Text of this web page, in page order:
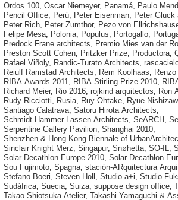
Ordos 100, Oscar Niemeyer, Panamá, Paulo
Pencil Office, Perú, Peter Eisenman, Peter Gluck
Peter Rich, Peter Zumthor, Pezo von
Felipe Mesa, Polonia, Populus, Portogallo,
Predock Frane architects, Premio Mies van der
Preston Scott Cohen, Pritzker Prize, Productora,
Rafael Viñoly, Randic-Turato Architects,
Reiulf Ramstad Architects, Rem Koolhaas,
RIBA Awards 2011, RIBA Stirling Prize 2010,
Richard Meier, Rio 2016, rojkind arquitectos, Ron
Rudy Ricciotti, Rusia, Ruy Ohtake, Ryue
Santiago Calatrava, Satoru Hirota Architects,
Schmidt Hammer Lassen Architects, SeARCH ,
Serpentine Gallery Pavilion, Shanghai 2010,
Shenzhen & Hong Kong Biennale of
Sinclair Knight Merz, Singapur, Snøhetta, SO-IL,
Solar Decathlon Europe 2010, Solar Decathlon
Sou Fujimoto, Spagna, stación-ARquitectura
Stefano Boeri, Steven Holl , Studio a+i, Studio
Sudáfrica, Suecia, Suiza, suppose design office,
Takao Shiotsuka Atelier, Takashi Yamaguchi &